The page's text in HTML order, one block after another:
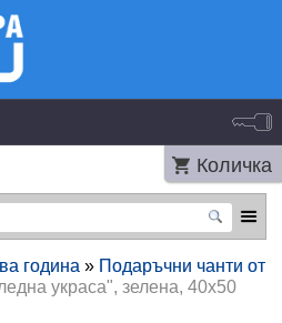
Количка
година » Подаръчни чанти от
украса", зелена, 40х50